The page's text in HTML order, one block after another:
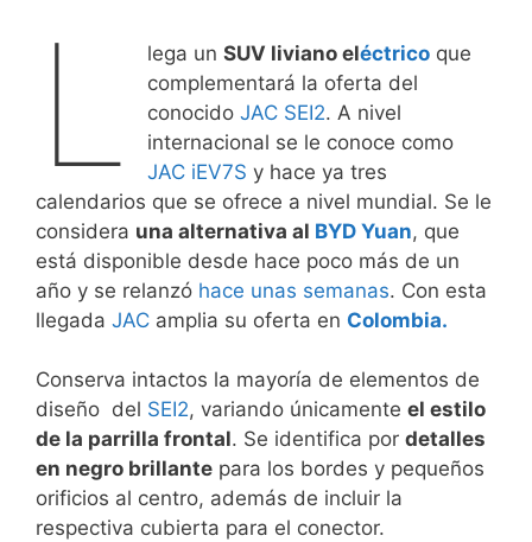
L lega unSUV liviano eléctrico que
complementará la oferta del
conocidoJAC SEI2. A nivel
internacional se le conoce como
JAC iEV7S y hace ya tres
calendarios que se ofrece a nivel mundial. Se le
considera una alternativa al BYD Yuan, que
está disponible desde hace poco más de un
año y se relanzó hace unas semanas. Con esta
llegada JAC amplia su oferta en Colombia.
Conserva intactos la mayoría de elementos de
diseño del SEI2, variando únicamente el estilo
de la parrilla frontal. Se identifica por detalles
en negro brillante para los bordes y pequeños
orificios al centro, además de incluir la
respectiva cubierta para el conector.